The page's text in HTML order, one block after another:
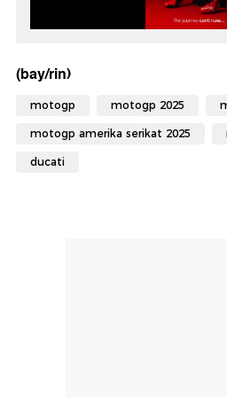
(bay/rin)
motogp motogp 2025
motogp amerika serikat 2025
ducati